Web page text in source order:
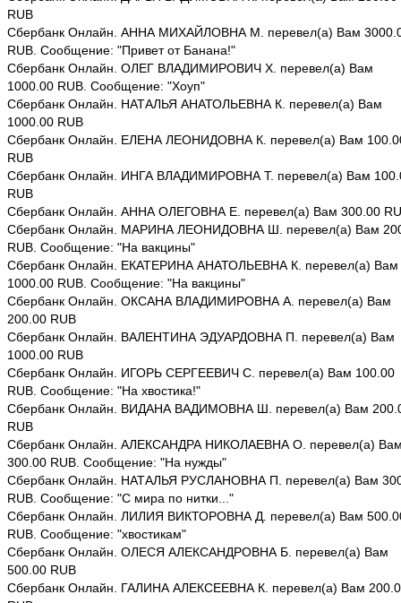
RUB
Сбербанк Онлайн. АННА МИХАЙЛОВНА М. перевел(а) Вам
RUB. Сообщение: "Привет от Банана!"
Сбербанк Онлайн. ОЛЕГ ВЛАДИМИРОВИЧ Х. перевел(а) Вам
1000.00 RUB. Сообщение: "Хоуп"
Сбербанк Онлайн. НАТАЛЬЯ АНАТОЛЬЕВНА К. перевел(а) Вам
1000.00 RUB
Сбербанк Онлайн. ЕЛЕНА ЛЕОНИДОВНА К. перевел(а) Вам
RUB
Сбербанк Онлайн. ИНГА ВЛАДИМИРОВНА Т. перевел(а) Вам
RUB
Сбербанк Онлайн. АННА ОЛЕГОВНА Е. перевел(а) Вам 300.00
Сбербанк Онлайн. МАРИНА ЛЕОНИДОВНА Ш. перевел(а) Вам
RUB. Сообщение: "На вакцины"
Сбербанк Онлайн. ЕКАТЕРИНА АНАТОЛЬЕВНА К. перевел(а) Вам
1000.00 RUB. Сообщение: "На вакцины"
Сбербанк Онлайн. ОКСАНА ВЛАДИМИРОВНА А. перевел(а) Вам
200.00 RUB
Сбербанк Онлайн. ВАЛЕНТИНА ЭДУАРДОВНА П. перевел(а) Вам
1000.00 RUB
Сбербанк Онлайн. ИГОРЬ СЕРГЕЕВИЧ С. перевел(а) Вам 100.00
RUB. Сообщение: "На хвостика!"
Сбербанк Онлайн. ВИДАНА ВАДИМОВНА Ш. перевел(а) Вам
RUB
Сбербанк Онлайн. АЛЕКСАНДРА НИКОЛАЕВНА О. перевел(а)
300.00 RUB. Сообщение: "На нужды"
Сбербанк Онлайн. НАТАЛЬЯ РУСЛАНОВНА П. перевел(а) Вам
RUB. Сообщение: "С мира по нитки..."
Сбербанк Онлайн. ЛИЛИЯ ВИКТОРОВНА Д. перевел(а) Вам
RUB. Сообщение: "хвостикам"
Сбербанк Онлайн. ОЛЕСЯ АЛЕКСАНДРОВНА Б. перевел(а) Вам
500.00 RUB
Сбербанк Онлайн. ГАЛИНА АЛЕКСЕЕВНА К. перевел(а) Вам